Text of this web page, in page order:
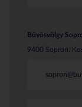
Bűvösvölgy
9400 Sopron,